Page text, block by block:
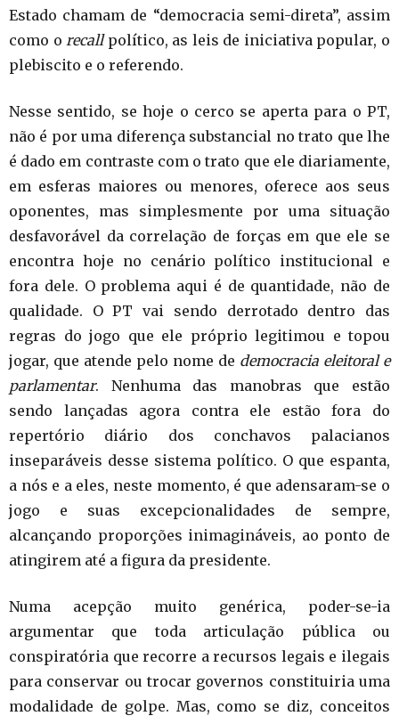
Estado chamam de “democracia semi-direta”, assim
como orecallpolítico, as leis de iniciativa popular, o
plebiscito e o referendo.
Nesse sentido, se hoje o cerco se aperta para o PT,
não é por uma diferença substancial no trato que lhe
é dado em contraste com o trato que ele diariamente,
em esferas maiores ou menores, oferece aos seus
oponentes, mas simplesmente por uma situação
desfavorável da correlação de forças em que ele se
encontra hoje no cenário político institucional e
fora dele. O problema aqui é de quantidade, não de
qualidade. O PT vai sendo derrotado dentro das
regras do jogo que ele próprio legitimou e topou
jogar, que atende pelo nome de democracia eleitoral e
parlamentar. Nenhuma das manobras que estão
sendo lançadas agora contra ele estão fora do
repertório diário dos conchavos palacianos
inseparáveis desse sistema político. O que espanta,
a nós e a eles, neste momento, é que adensaram-se o
jogo e suas excepcionalidades de sempre,
alcançando proporções inimagináveis, ao ponto de
atingirem até a figura da presidente.
Numa acepção muito genérica, poder-se-ia
argumentar que toda articulação pública ou
conspiratória que recorre a recursos legais e ilegais
para conservar ou trocar governos constituiria uma
modalidade de golpe. Mas, como se diz, conceitos